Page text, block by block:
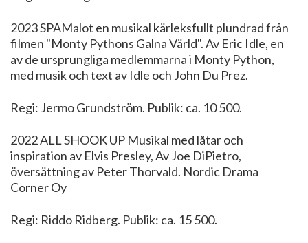
2023 SPAMalot en musikal kärleksfullt plundrad från
filmen "Monty Pythons Galna Värld". Av Eric Idle, en
av de ursprungliga medlemmarna i Monty Python,
med musik och text av Idle och John Du Prez.
Regi: Jermo Grundström. Publik: ca. 10 500.
2022 ALL SHOOK UP Musikal med låtar och
inspiration av Elvis Presley, Av Joe DiPietro,
översättning av Peter Thorvald. Nordic Drama
Corner Oy
Regi: Riddo Ridberg. Publik: ca. 15 500.